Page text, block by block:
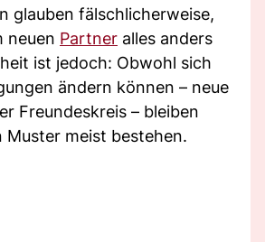
glauben fälschlicherweise,
neuen Partner alles anders
ist jedoch: Obwohl sich
ändern können – neue
Freundeskreis – bleiben
Muster meist bestehen.